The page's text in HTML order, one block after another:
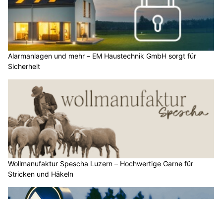
Alarmanlagen und mehr – EM Haustechnik GmbH sorgt für
Sicherheit
Wollmanufaktur Spescha Luzern – Hochwertige Garne für
Stricken und Häkeln